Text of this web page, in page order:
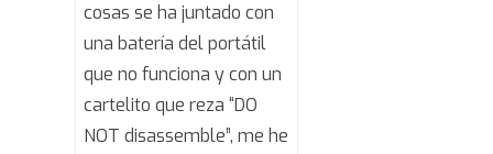
cosas se ha juntado con
una batería del portátil
que no funciona y con un
cartelito que reza “DO
NOT disassemble”, me he